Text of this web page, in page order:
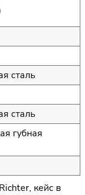
сталь
сталь
губная
кейс в